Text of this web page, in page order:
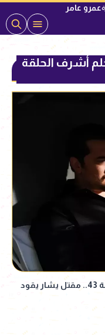
عمرو عامر
أشرف الحلقة
ملخص أحداث مسلسل حلم أشرف الحلقة 43.. مقتل يشار يقود